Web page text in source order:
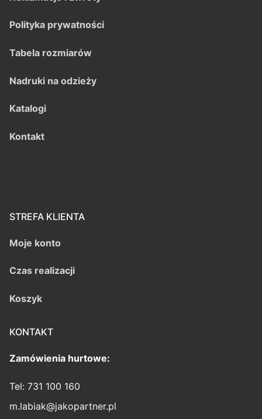
Polityka prywatności
Tabela rozmiarów
Nadruki na odzieży
Katalogi
Kontakt
STREFA KLIENTA
Moje konto
Czas realizacji
Koszyk
KONTAKT
Zamówienia hurtowe:
Tel: 731 100 160
m.labiak@jakopartner.pl